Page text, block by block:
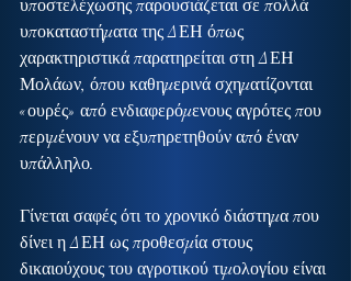
υποστελέχωσης παρουσιάζεται σε πολλά
υποκαταστήματα της ΔΕΗ όπως
χαρακτηριστικά παρατηρείται στη ΔΕΗ
Μολάων, όπου καθημερινά σχηματίζονται
«ουρές» από ενδιαφερόμενους αγρότες που
περιμένουν να εξυπηρετηθούν από έναν
υπάλληλο.
Γίνεται σαφές ότι το χρονικό διάστημα που
δίνει η ΔΕΗ ως προθεσμία στους
δικαιούχους του αγροτικού τιμολογίου είναι